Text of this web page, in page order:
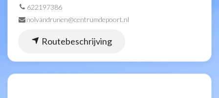
622197386
nolvandrunen@centrumdepoort.nl
Routebeschrijving